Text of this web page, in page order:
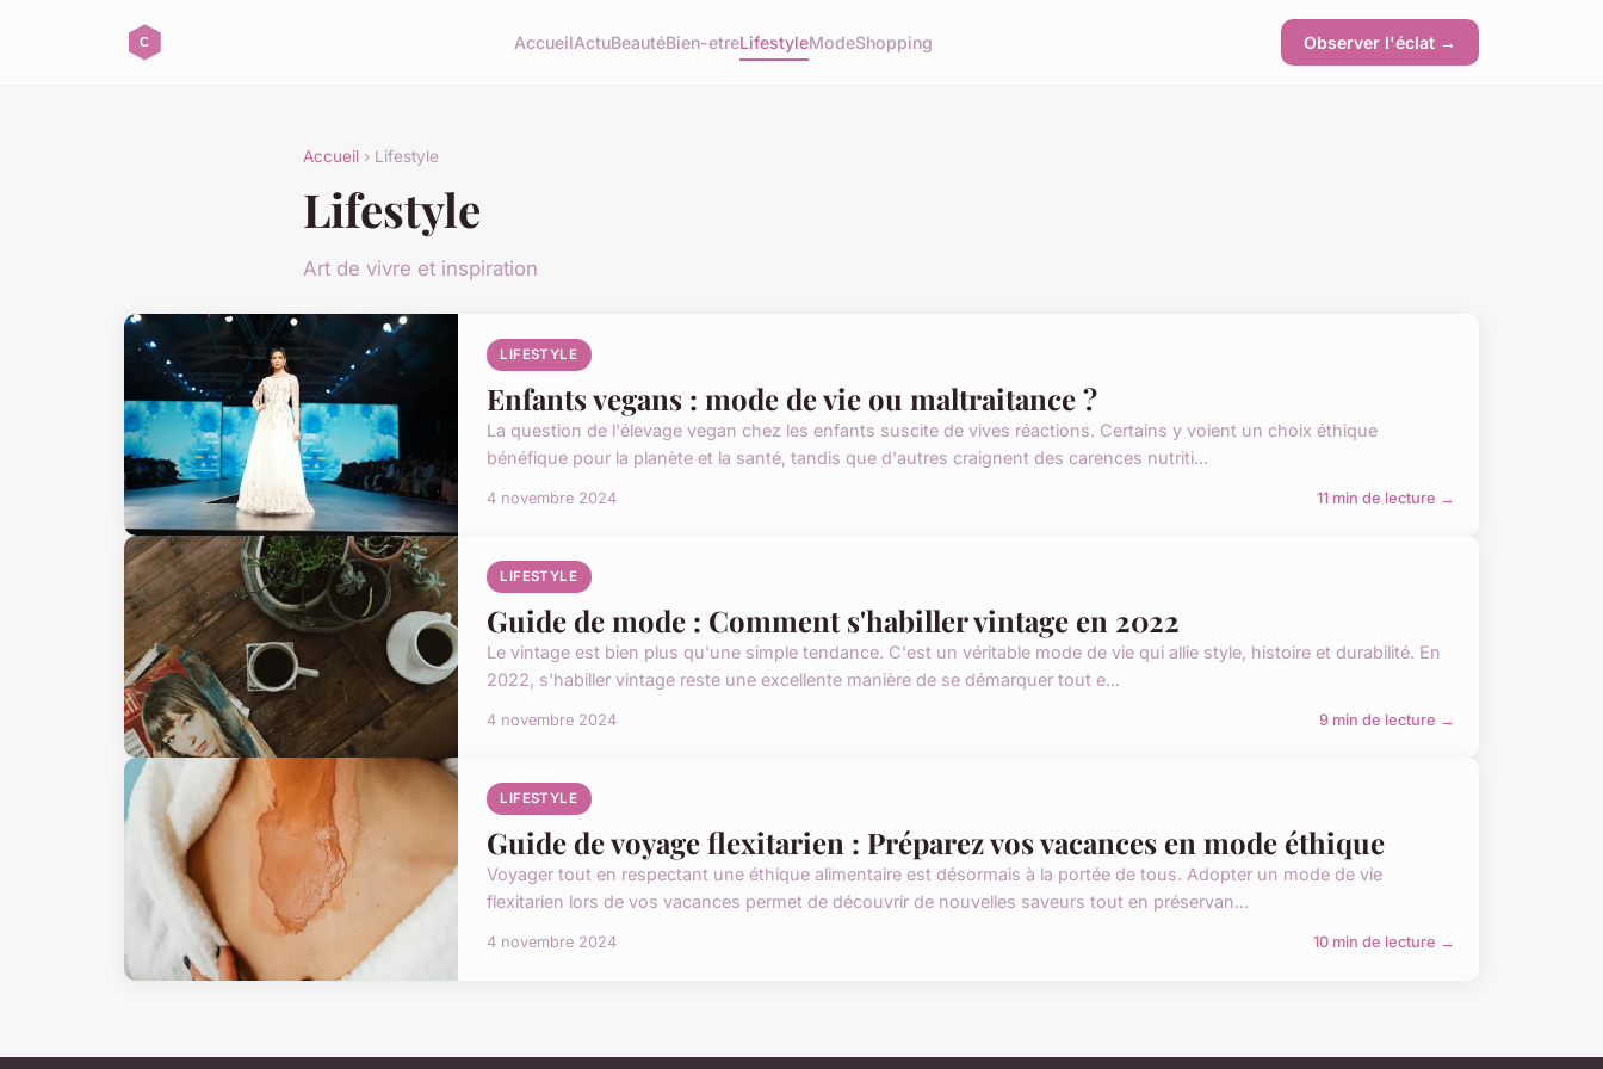
AccueilActuBeautéBien-etreLifestyleModeShopping Observer l'éclat →
Accueil › Lifestyle
Lifestyle
Art de vivre et inspiration
LIFESTYLE
Enfants vegans : mode de vie ou maltraitance ?
La question de l'élevage vegan chez les enfants suscite de vives réactions. Certains y voient un choix éthique
bénéfique pour la planète et la santé, tandis que d'autres craignent des carences nutriti...
4 novembre 2024 11 min de lecture →
LIFESTYLE
Guide de mode : Comment s'habiller vintage en 2022
Le vintage est bien plus qu'une simple tendance. C'est un véritable mode de vie qui allie style, histoire et durabilité. En
2022, s'habiller vintage reste une excellente manière de se démarquer tout e...
4 novembre 2024 9 min de lecture →
LIFESTYLE
Guide de voyage flexitarien : Préparez vos vacances en mode éthique
Voyager tout en respectant une éthique alimentaire est désormais à la portée de tous. Adopter un mode de vie
flexitarien lors de vos vacances permet de découvrir de nouvelles saveurs tout en préservan...
4 novembre 2024 10 min de lecture →